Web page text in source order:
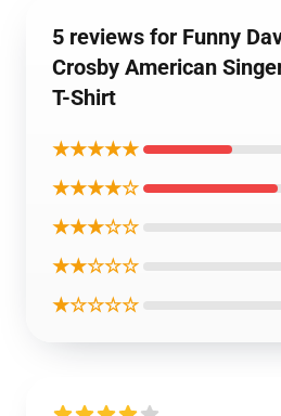
5 reviews for Funny
Crosby American
T-Shirt
★★★★★
★★★★☆
★★★☆☆
★★☆☆☆
★☆☆☆☆